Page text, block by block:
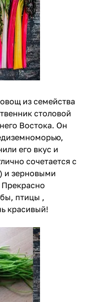
из семейства
столовой
Востока. Он
его вкус и
сочетается с
и зерновыми
птицы ,
красивый!